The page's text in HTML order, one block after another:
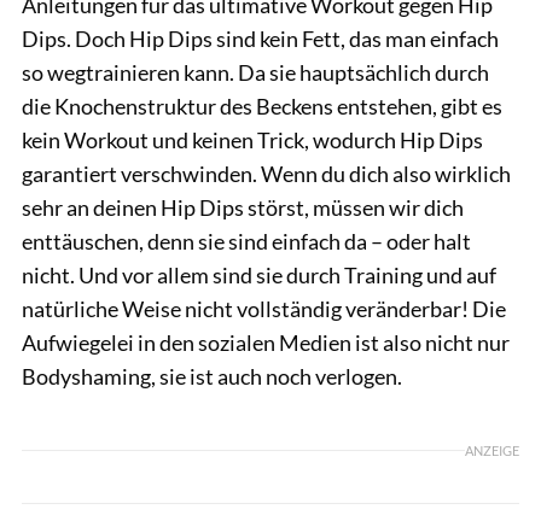
Dips. Doch Hip Dips sind kein Fett, das man einfach
so wegtrainieren kann. Da sie hauptsächlich durch
die Knochenstruktur des Beckens entstehen, gibt es
kein Workout und keinen Trick, wodurch Hip Dips
garantiert verschwinden. Wenn du dich also wirklich
sehr an deinen Hip Dips störst, müssen wir dich
enttäuschen, denn sie sind einfach da – oder halt
nicht. Und vor allem sind sie durch Training und auf
natürliche Weise nicht vollständig veränderbar! Die
Aufwiegelei in den sozialen Medien ist also nicht nur
Bodyshaming, sie ist auch noch verlogen.
ANZEIGE